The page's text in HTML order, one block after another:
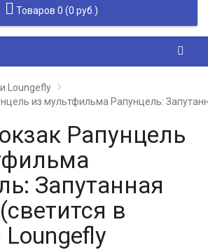
Товаров 0 (0 руб.)
Loungefly
из мультфильма Рапунцель:
Рапунцель
Запутанная
в